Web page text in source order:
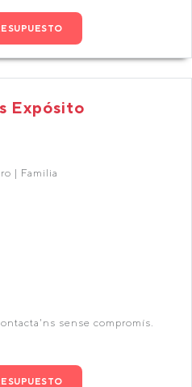
Expósito
| Familia
sense compromís.